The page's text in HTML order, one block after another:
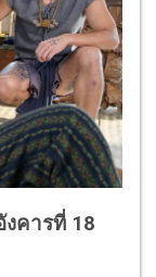
งคารที่ 18